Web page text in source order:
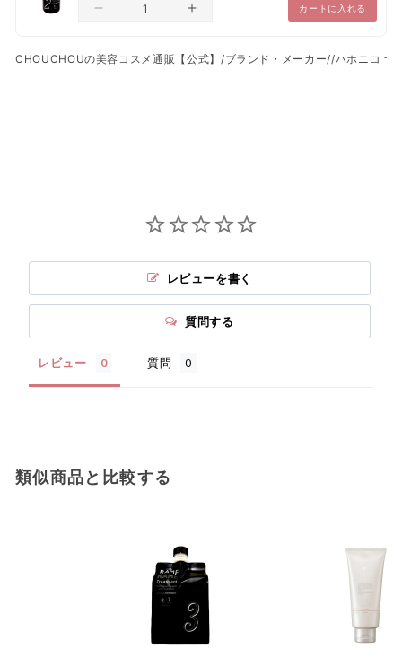
カートに入れる
CHOUCHOUの美容コスメ通販【公式】 /ブランド・メーカー//ハホニコ ザ
レビューを書く
質問する
レビュー 質問
類似商品と比較する